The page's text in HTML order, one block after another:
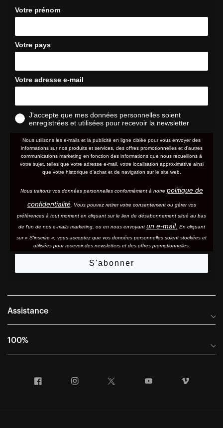
Votre prénom
Votre pays
Votre adresse e-mail
J'accepte que mes données personnelles soient
enregistrées et utilisées pour recevoir la newsletter
Nous utilisons les e-mails et la publicité en ligne ciblée pour vous envoyer des
informations sur nos produits et services, des offres promotionnelles et d'autres
communications marketing en fonction des informations que nous recueillons à
votre sujet, telles que votre adresse e-mail, votre localisation approximative ainsi
que votre historique d'achat et de navigation sur le site web.
Nous traitons vos données personnelles conformément à notre politique de
confidentialité. Vous pouvez retirer votre consentement ou gérer vos
préférences à tout moment en cliquant sur le lien de désabonnement situé au bas
de l'un de nos e-mails marketing, ou en nous envoyant un e-mail. En cliquant
sur « S'inscrire », vous acceptez que vos données personnelles soient stockées et
utilisées pour recevoir des newsletters et des offres promotionnelles.
S'abonner
Assistance
Foire aux questions
Conditions générales de vente
100%
Informations sur l'entreprise
Facebook Instagram YouTube